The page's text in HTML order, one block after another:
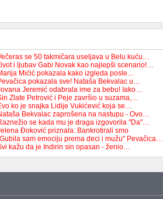
se 50 takmičara useljava u Belu kuću…
i ljubav Gabi Novak kao najlepši scenario!…
Mićić pokazala kako izgleda posle…
pokazala sve! Nataša Bekvalac u…
Jeremić odabrala ime za bebu! Iako…
Zlate Petrović i Peje završio u suzama,…
ko je snajka Lidije Vukićević koja se…
Bekvalac zaprošena na nastupu - Ovo…
se kada mu je draga izgovorila "Da"…
Đoković priznala: Bankrotirali smo
sam emociju prema deci i mužu" Pevačica…
kažu da je Indirin sin opasan - ženio…